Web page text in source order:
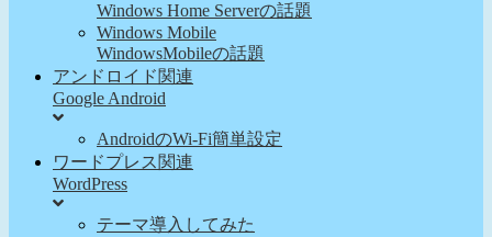
Windows Home Serverの話題
Windows Mobile
WindowsMobileの話題
アンドロイド関連
Google Android
AndroidのWi-Fi簡単設定
ワードプレス関連
WordPress
テーマ導入してみた